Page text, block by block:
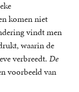
komen niet
vindt men
waarin de
verbreedt. De
voorbeeld van